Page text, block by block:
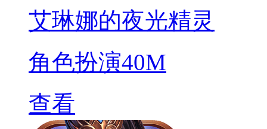
艾琳娜的夜光精灵
角色扮演40M
查看